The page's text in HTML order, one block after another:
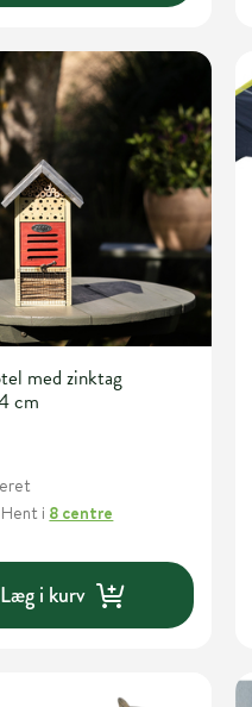
med zinktag
cm
i 8 centre
Læg i kurv